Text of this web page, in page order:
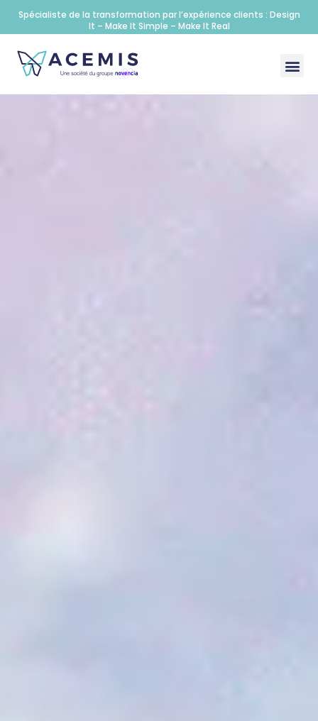
Spécialiste de la transformation par l’expérience clients : Design
It – Make It Simple – Make It Real